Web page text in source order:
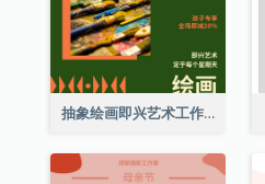
抽象绘画即兴艺术工作坊海报